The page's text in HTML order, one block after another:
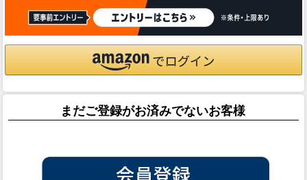
まだご登録がお済みでないお客様